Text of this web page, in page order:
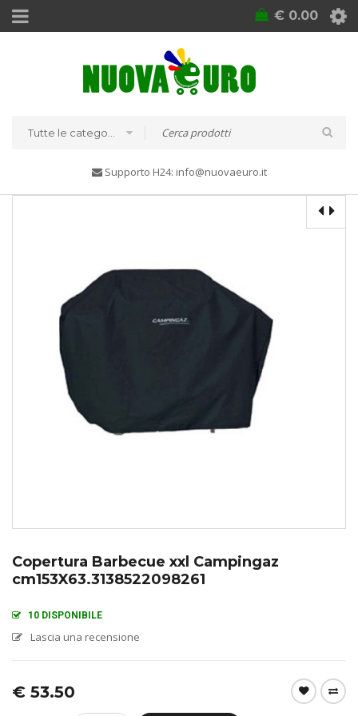
€ 0.00
Supporto H24: info@nuovaeuro.it
Copertura Barbecue xxl Campingaz
cm153X63.3138522098261
10 DISPONIBILE
Lascia una recensione
€ 53.50